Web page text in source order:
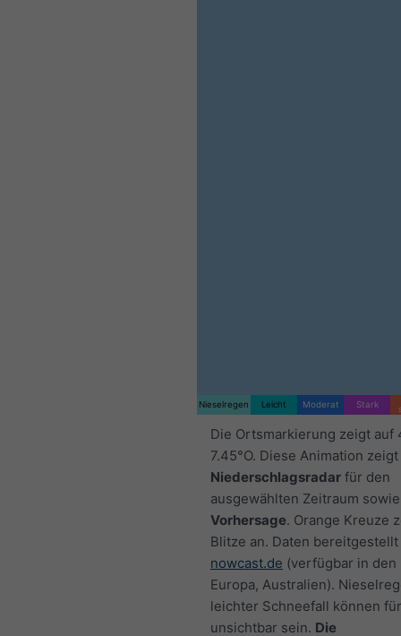
Nieselregen Leicht Moderat Stark
Die Ortsmarkierung zeigt auf
7.45°O. Diese Animation
Niederschlagsradar für den
ausgewählten Zeitraum
Vorhersage. Orange Kreuze
Blitze an. Daten
nowcast.de (verfügbar in den
Europa, Australien).
leichter Schneefall können
unsichtbar sein. Die